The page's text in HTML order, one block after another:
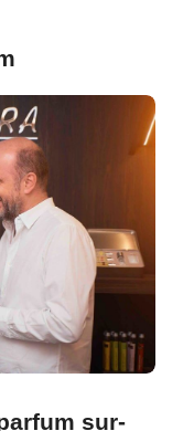
sur-